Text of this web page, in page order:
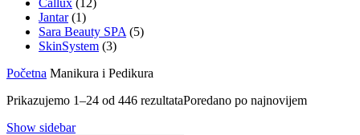
Callux (12)
Jantar (1)
Sara Beauty SPA (5)
SkinSystem (3)
Početna Manikura i Pedikura
Prikazujemo 1–24 od 446 rezultataPoredano po najnovijem
Show sidebar